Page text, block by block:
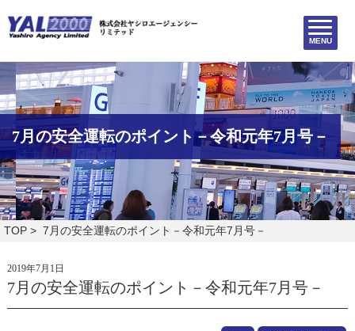
MENU
7月の安全運転のポイント－令和元年7月号－
TOP > 7月の安全運転のポイント－令和元年7月号－
2019年7月1日
7月の安全運転のポイント－令和元年7月号－